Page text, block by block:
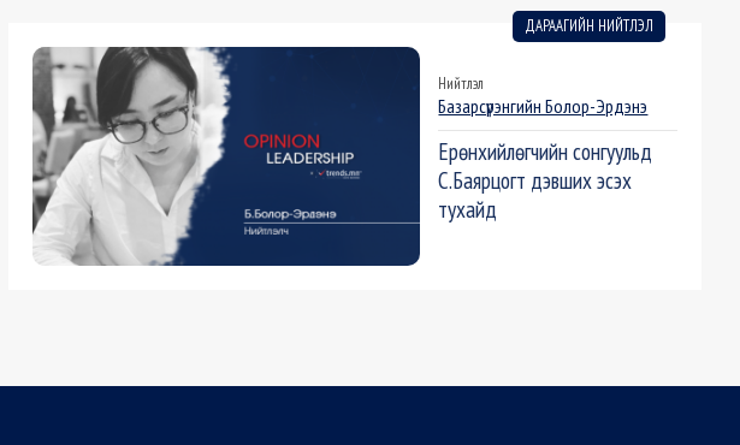
ДАРААГИЙН НИЙТЛЭЛ
Нийтлэл
Базарсүрэнгийн Болор-Эрдэнэ
Ерөнхийлөгчийн сонгуульд
С.Баярцогт дэвших эсэх
тухайд